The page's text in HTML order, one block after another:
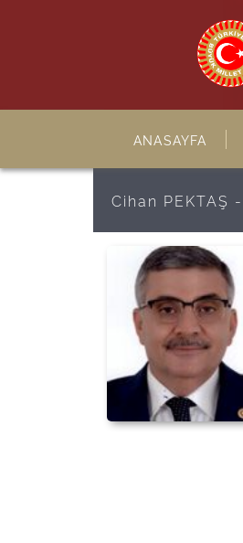
ANASAYFA
Cihan PEKTAŞ -